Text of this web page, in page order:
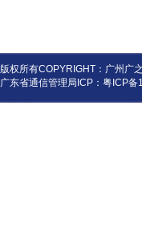
版权所有COPYRIGHT：广州广
广东省通信管理局ICP： 粤ICP备